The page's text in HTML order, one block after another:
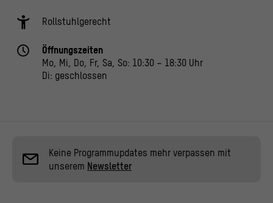
Rollstuhlgerecht
Öffnungszeiten
Mo, Mi, Do, Fr, Sa, So: 10:30 – 18:30 Uhr
Di: geschlossen
Keine Programmupdates mehr verpassen mit
unserem Newsletter